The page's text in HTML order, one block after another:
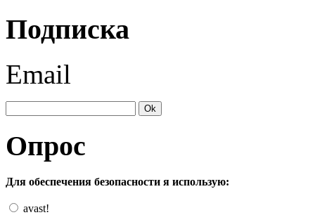
Подписка
Email
Опрос
Для обеспечения безопасности я использую:
avast!